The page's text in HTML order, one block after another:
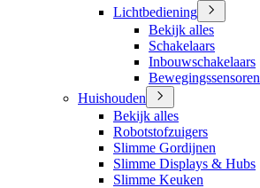
Lichtbediening
Bekijk alles
Schakelaars
Inbouwschakelaars
Bewegingssensoren
Huishouden
Bekijk alles
Robotstofzuigers
Slimme Gordijnen
Slimme Displays & Hubs
Slimme Keuken